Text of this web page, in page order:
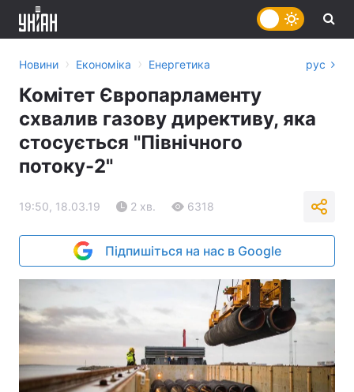
Новини › Економіка › Енергетика рус
Комітет Європарламенту
схвалив газову директиву, яка
стосується "Північного
потоку-2"
19:50, 18.03.19 2 хв. 6318
Підпишіться на нас в Google